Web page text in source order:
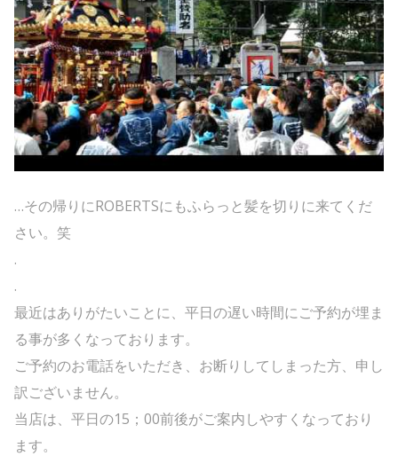
…その帰りにROBERTSにもふらっと髪を切りに来てくだ
さい。笑
.
.
最近はありがたいことに、平日の遅い時間にご予約が埋ま
る事が多くなっております。
ご予約のお電話をいただき、お断りしてしまった方、申し
訳ございません。
当店は、平日の15；00前後がご案内しやすくなっており
ます。